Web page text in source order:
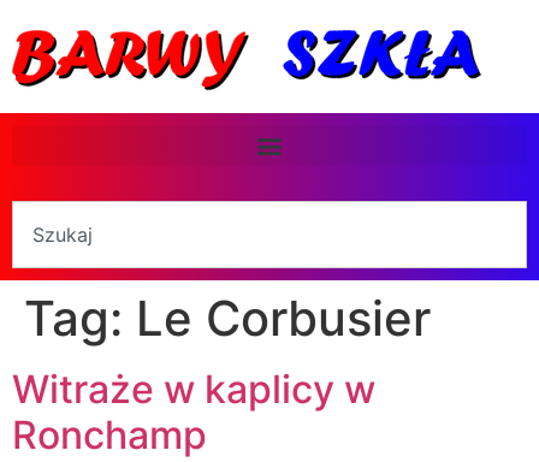
Tag: Le Corbusier
Witraże w kaplicy w
Ronchamp